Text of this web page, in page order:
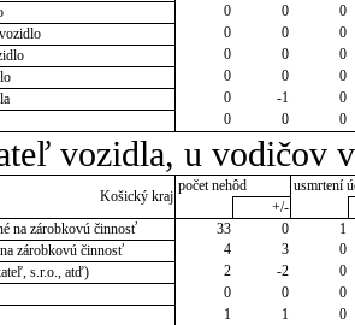
0 0
0
0 0
0
0 0
0
0 0
0
0 -1
0
0 0 0
vozidla, u vodičov
Košický kraj
počet nehôd
usmrtení
+/-
na zárobkovú činnosť
33 0
1
zárobkovú činnosť
4 3
0
s.r.o., atď)
2 -2
0
0 0
0
1 1
0